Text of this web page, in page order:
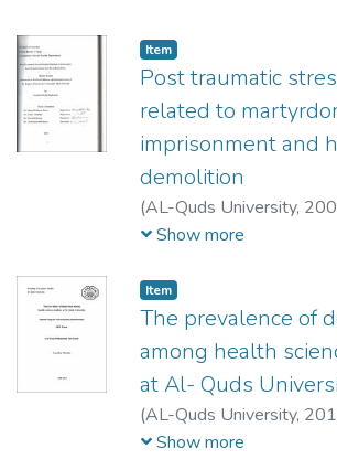
Item
Post traumatic
related to
imprisonment and
demolition
(AL-Quds University,
جميلة خليل ابراهيم مغالسة
محمد شاهين
Show more
Item
The prevalence of
among health
at Al- Quds
(AL-Quds University,
رجا محمد ابوعرام
Show more